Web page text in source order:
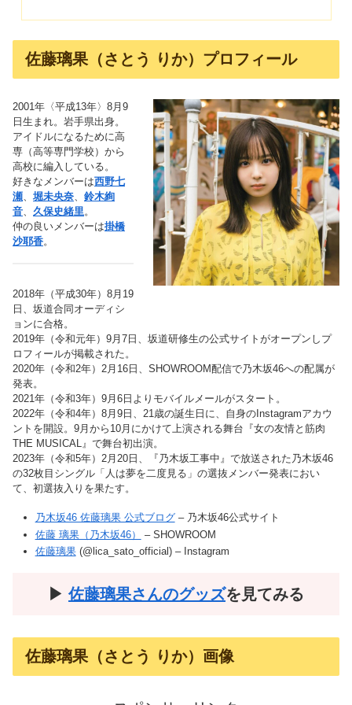
佐藤璃果（さとう りか）プロフィール
2001年〈平成13年〉8月9
日生まれ。岩手県出身。
アイドルになるために高
専（高等専門学校）から
高校に編入している。
好きなメンバーは西野七
瀬
堀未央奈
鈴木絢
音
久保史緒里 。
仲の良いメンバーは掛橋
沙耶香。
2018年（平成30年）8月19
日、坂道合同オーディシ
ョンに合格。
2019年（令和元年）9月7日、坂道研修生の公式サイトがオープンしプ
ロフィールが掲載された。
2020年（令和2年）2月16日、SHOWROOM配信で乃木坂46への配属が
発表。
2021年（令和3年）9月6日よりモバイルメールがスタート。
2022年（令和4年）8月9日、21歳の誕生日に、自身のInstagramアカウ
ントを開設。9月から10月にかけて上演される舞台『女の友情と筋肉
THE MUSICAL』で舞台初出演。
2023年（令和5年）2月20日、『乃木坂工事中』で放送された乃木坂46
の32枚目シングル「人は夢を二度見る」の選抜メンバー発表におい
て、初選抜入りを果たす。
乃木坂46 佐藤璃果 公式ブログ– 乃木坂46公式サイト
佐藤 璃果（乃木坂46）
– SHOWROOM
佐藤璃果(@lica_sato_official) – Instagram
▶︎佐藤璃果さんのグッズを見てみる
佐藤璃果（さとう りか）画像